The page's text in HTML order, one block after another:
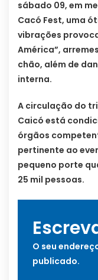
sábado 09, em
Cacó Fest, uma
vibrações
América”,
chão, além de
interna.
A circulação do
Caicó está
órgãos
pertinente ao
pequeno porte
25 mil pessoas.
O seu
publicado.